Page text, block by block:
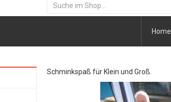
Home
Schminkspaß für Klein und Groß.